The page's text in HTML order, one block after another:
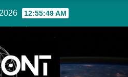
12:55:50 AM